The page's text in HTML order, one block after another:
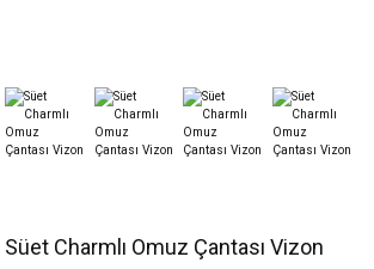
Süet Charmlı Omuz Çantası Vizon